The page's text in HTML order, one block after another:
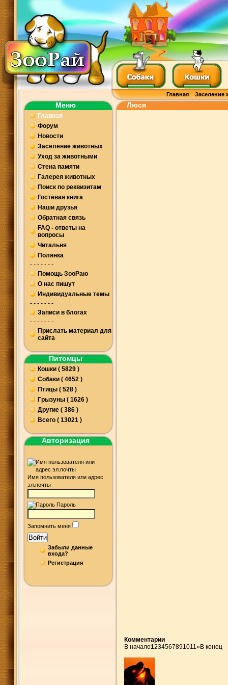
Главная Заселение
Меню
Главная
Форум
Новости
Заселение животных
Уход за животными
Стена памяти
Галерея животных
Поиск по реквизитам
Гостевая книга
Наши друзья
Обратная связь
FAQ - ответы на
вопросы
Читальня
Полянка
- - - - - - -
Помощь ЗооРаю
О нас пишут
Индивидуальные темы
- - - - - - -
Записи в блогах
- - - - - - -
Прислать материал для
сайта
Питомцы
Кошки ( 5829 )
Собаки ( 4652 )
Птицы ( 528 )
Грызуны ( 1626 )
Другие ( 386 )
Всего ( 13021 )
Авторизация
Имя пользователя или адрес
эл.почты
Пароль
Запомнить меня
Войти
Забыли данные
входа?
Регистрация
Люся
Комментарии
В начало1234567891011»В конец